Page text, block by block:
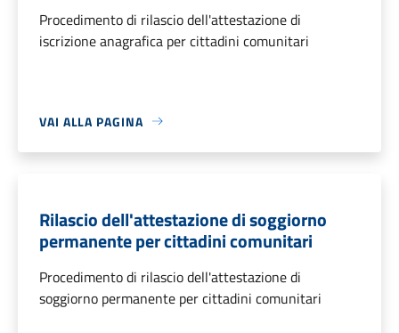
Procedimento di rilascio dell'attestazione di
iscrizione anagrafica per cittadini comunitari
VAI ALLA PAGINA
Rilascio dell'attestazione di soggiorno
permanente per cittadini comunitari
Procedimento di rilascio dell'attestazione di
soggiorno permanente per cittadini comunitari